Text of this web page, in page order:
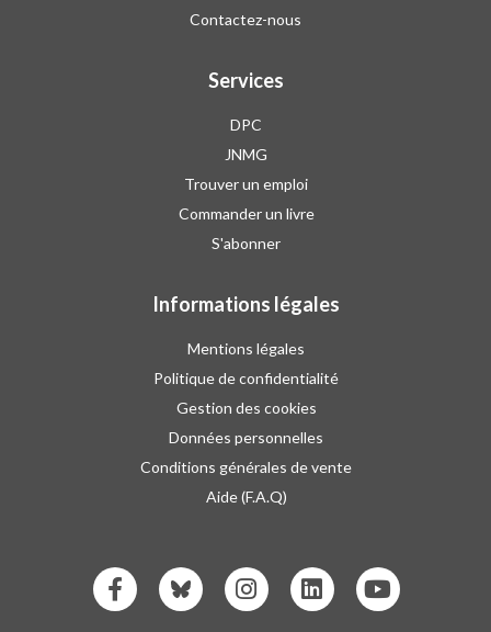
Contactez-nous
Services
DPC
JNMG
Trouver un emploi
Commander un livre
S'abonner
Informations légales
Mentions légales
Politique de confidentialité
Gestion des cookies
Données personnelles
Conditions générales de vente
Aide (F.A.Q)